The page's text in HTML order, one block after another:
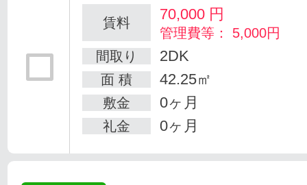
賃料 70,000 円
管理費等： 5,000円
間取り
2DK
面 積 42.25㎡
敷金 0ヶ月
礼金 0ヶ月